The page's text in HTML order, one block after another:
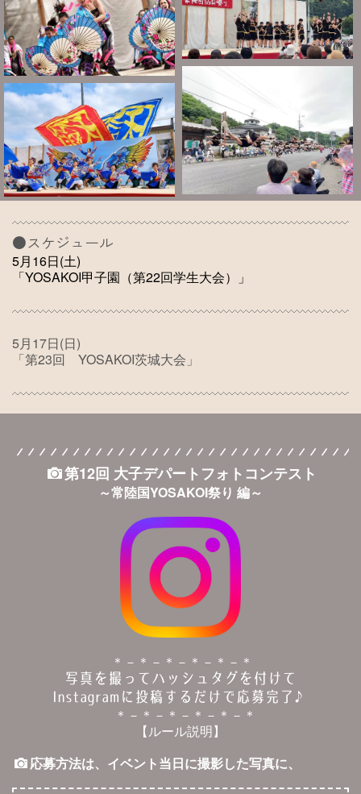
●スケジュール
5月16日(土)
「YOSAKOI甲子園（第22回学生大会）」
5月17日(日)
「第23回 YOSAKOI茨城大会」
第12回 大子デパートフォトコンテスト
～常陸国YOSAKOI祭り 編～
＊－＊－＊－＊－＊－＊
写真を撮ってハッシュタグを付けて
Instagramに投稿するだけで応募完了♪
＊－＊－＊－＊－＊－＊
【ルール説明】
応募方法は、イベント当日に撮影した写真に、